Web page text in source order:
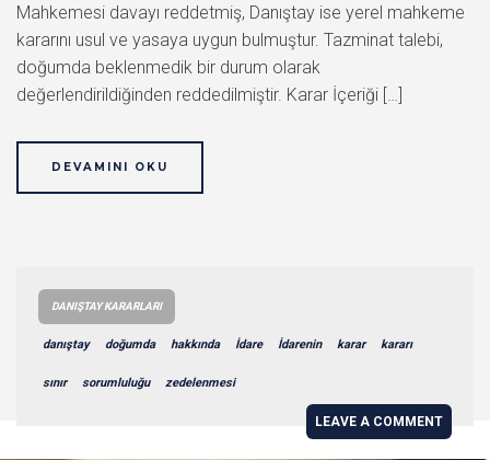
Mahkemesi davayı reddetmiş, Danıştay ise yerel mahkeme
kararını usul ve yasaya uygun bulmuştur. Tazminat talebi,
doğumda beklenmedik bir durum olarak
değerlendirildiğinden reddedilmiştir. Karar İçeriği […]
DEVAMINI OKU
DANIŞTAY KARARLARI
danıştay doğumda hakkında İdare İdarenin karar kararı
sınır sorumluluğu zedelenmesi
LEAVE A COMMENT